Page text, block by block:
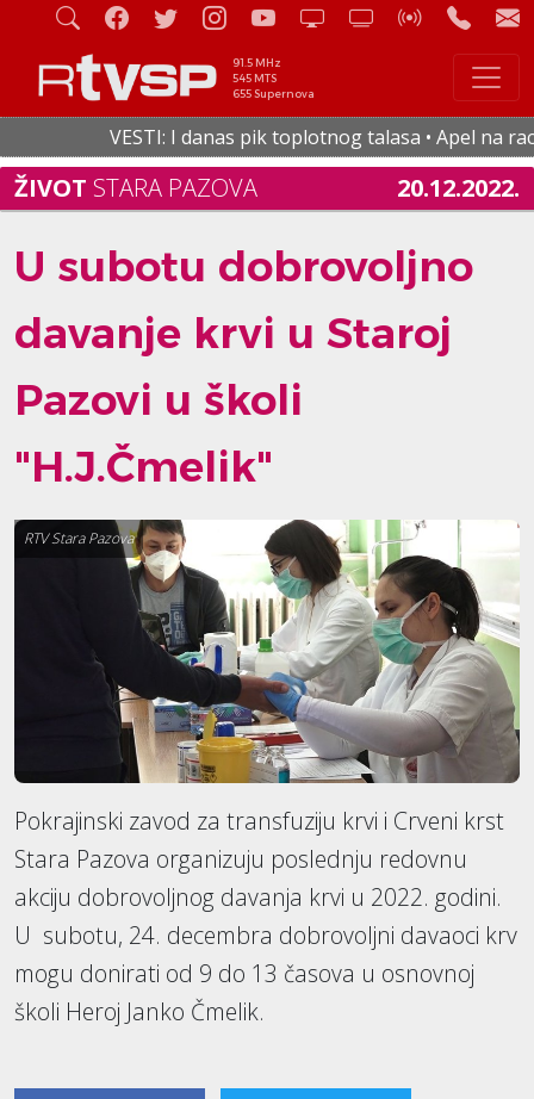
91.5 MHz
545 MTS
655 Supernova
VESTI: I danas pik toplotnog talasa • Apel na
ŽIVOT STARA PAZOVA 20.12.2022.
U subotu dobrovoljno
davanje krvi u Staroj
Pazovi u školi
"H.J.Čmelik"
RTV Stara Pazova
Pokrajinski zavod za transfuziju krvi i Crveni krst
Stara Pazova organizuju poslednju redovnu
akciju dobrovoljnog davanja krvi u 2022. godini.
U subotu, 24. decembra dobrovoljni davaoci krv
mogu donirati od 9 do 13 časova u osnovnoj
školi Heroj Janko Čmelik.